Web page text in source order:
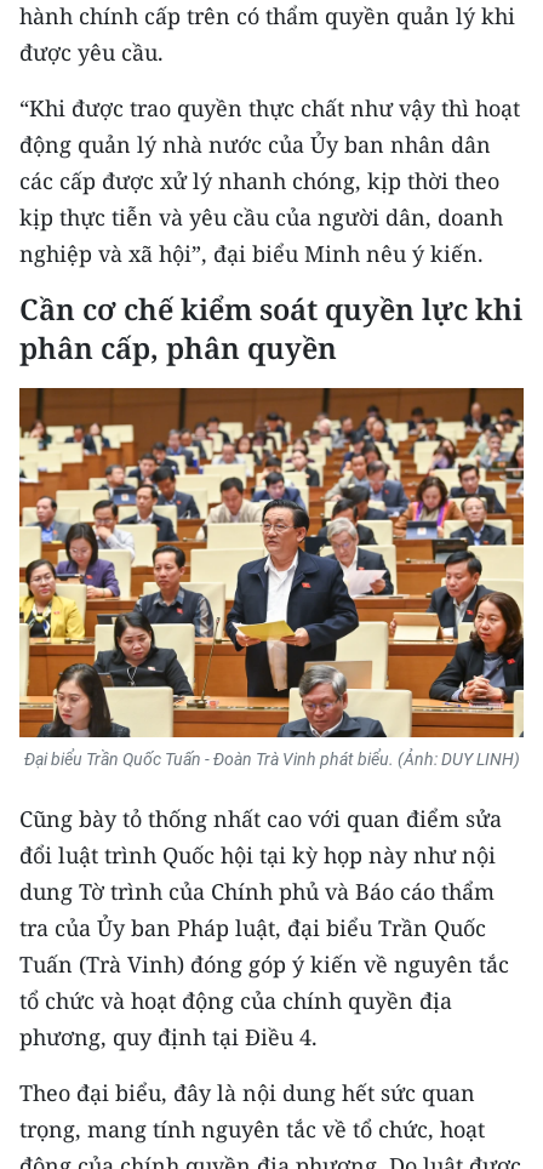
Chuyên trang Hà Nội
CHUYÊN ĐỀ
CÁC CHUYÊN TRANG
VỀ BÁO NHÂN DÂN
THỜI NAY
NHÂN DÂN CUỐI TUẦN
NHÂN DÂN HẰNG THÁNG
MUA BÁO
ĐỌC BÁO IN
ENGLISH
中文
FRANÇAIS
РУССКИЙ
ESPAÑOL
한국어
hành chính cấp trên có thẩm quyền quản lý khi
được yêu cầu.
“Khi được trao quyền thực chất như vậy thì hoạt
động quản lý nhà nước của Ủy ban nhân dân
các cấp được xử lý nhanh chóng, kịp thời theo
kịp thực tiễn và yêu cầu của người dân, doanh
nghiệp và xã hội”, đại biểu Minh nêu ý kiến.
Cần cơ chế kiểm soát quyền lực khi
phân cấp, phân quyền
Đại biểu Trần Quốc Tuấn - Đoàn Trà Vinh phát biểu. (Ảnh: DUY LINH)
Cũng bày tỏ thống nhất cao với quan điểm sửa
đổi luật trình Quốc hội tại kỳ họp này như nội
dung Tờ trình của Chính phủ và Báo cáo thẩm
tra của Ủy ban Pháp luật, đại biểu Trần Quốc
Tuấn (Trà Vinh) đóng góp ý kiến về nguyên tắc
tổ chức và hoạt động của chính quyền địa
phương, quy định tại Điều 4.
Theo đại biểu, đây là nội dung hết sức quan
trọng, mang tính nguyên tắc về tổ chức, hoạt